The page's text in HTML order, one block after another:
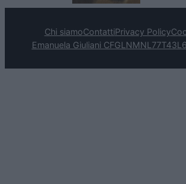
Chi siamoContattiPrivacy Policy
Emanuela Giuliani